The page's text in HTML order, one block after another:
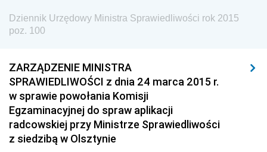
z 9 grudnia 2015 pozycje 241-242
z 3 grudnia 2015 pozycja 239
z 2 grudnia 2015 pozycja 238
z 1 grudnia 2015 pozycje 236-237
z 27 listopada 2015 pozycja 235
z 12 listopada 2015 pozycja 234
Dziennik Urzędowy Ministra Sprawiedliwości rok 2015
poz. 100
ZARZĄDZENIE MINISTRA
SPRAWIEDLIWOŚCI z dnia 24 marca 2015 r.
w sprawie powołania Komisji
Egzaminacyjnej do spraw aplikacji
radcowskiej przy Ministrze Sprawiedliwości
z siedzibą w Olsztynie